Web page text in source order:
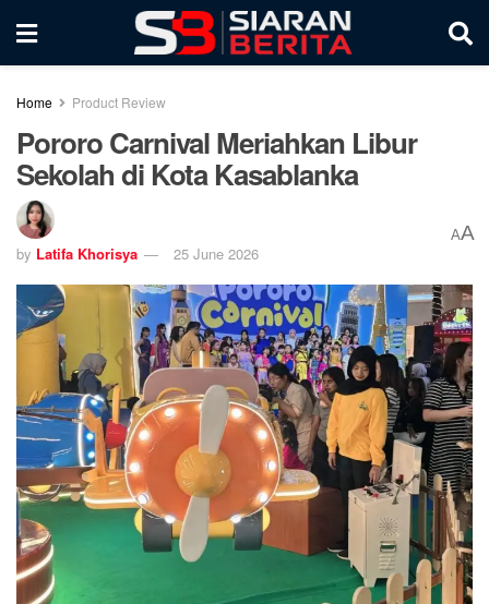
Home Product Review
Pororo Carnival Meriahkan Libur
Sekolah di Kota Kasablanka
by Latifa Khorisya 25 June 2026
AA